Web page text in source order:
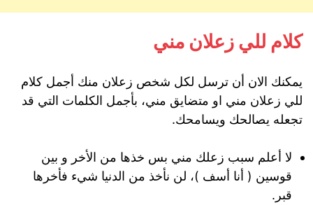
كلام للي زعلان مني
يمكنك الان أن ترسل لكل شخص زعلان منك أجمل كلام
للي زعلان مني او متضايق مني، بأجمل الكلمات التي قد
تجعله يصالحك ويسامحك.
لا أعلم سبب زعلك مني بس خذها من الأخر و بين
قوسين ( أنا أسف )، لن نأخذ من الدنيا شيء فأخرها
قبر.